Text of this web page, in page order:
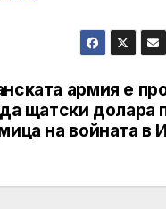
армия е
щатски долара
на войната в